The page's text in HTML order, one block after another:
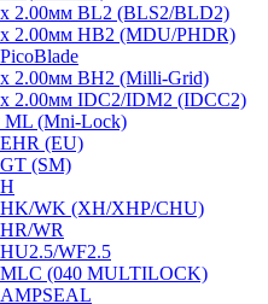
2.00мм BL2 (BLS2/BLD2)
2.00мм HB2 (MDU/PHDR)
2.00мм BH2 (Milli-Grid)
2.00мм IDC2/IDM2 (IDCC2)
ML (Mni-Lock)
(EU)
(SM)
WK (XH/XHP/CHU)
WR
WF2.5
(040 MULTILOCK)